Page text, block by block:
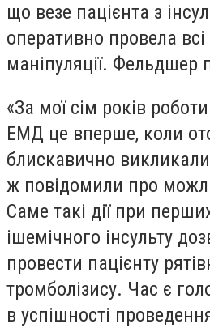
що везе пацієнта з
оперативно провела всі
маніпуляції. Фельдшер
«За мої сім років
ЕМД це вперше, коли
блискавично
ж повідомили про
Саме такі дії при
ішемічного інсульту
провести пацієнту
тромболізису. Час є
в успішності